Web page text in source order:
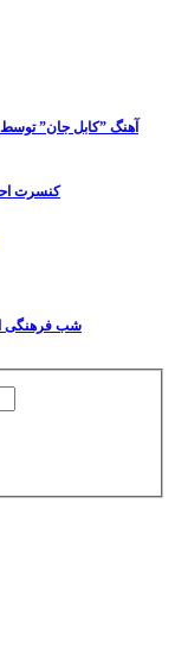
آهنگ ”کابل جان” توسط
کنسرت
شب فرهنگی